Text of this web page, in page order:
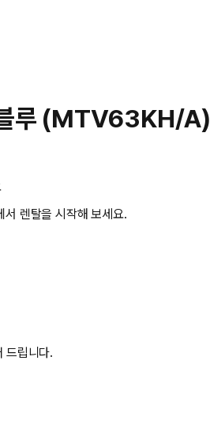
루 (MTV63KH/A)
서 렌탈을 시작해 보세요.
드립니다.